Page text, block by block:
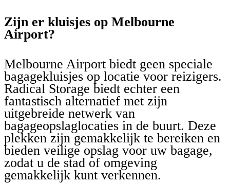
Zijn er kluisjes op Melbourne
Airport?
Melbourne Airport biedt geen speciale
bagagekluisjes op locatie voor reizigers.
Radical Storage biedt echter een
fantastisch alternatief met zijn
uitgebreide netwerk van
bagageopslaglocaties in de buurt. Deze
plekken zijn gemakkelijk te bereiken en
bieden veilige opslag voor uw bagage,
zodat u de stad of omgeving
gemakkelijk kunt verkennen.